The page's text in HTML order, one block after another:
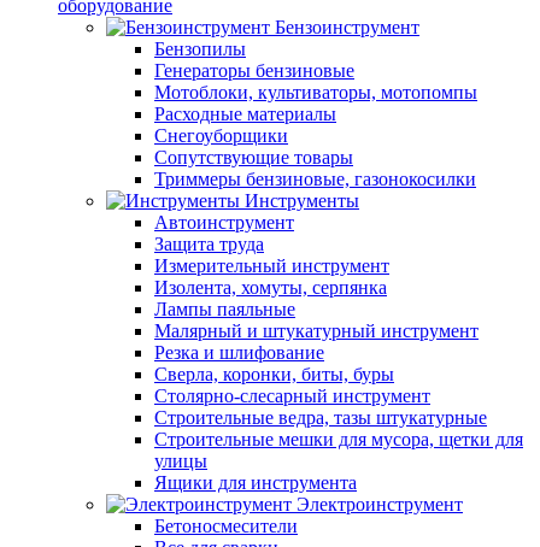
оборудование
Бензоинструмент
Бензопилы
Генераторы бензиновые
Мотоблоки, культиваторы, мотопомпы
Расходные материалы
Снегоуборщики
Сопутствующие товары
Триммеры бензиновые, газонокосилки
Инструменты
Автоинструмент
Защита труда
Измерительный инструмент
Изолента, хомуты, серпянка
Лампы паяльные
Малярный и штукатурный инструмент
Резка и шлифование
Сверла, коронки, биты, буры
Столярно-слесарный инструмент
Строительные ведра, тазы штукатурные
Строительные мешки для мусора, щетки для
улицы
Ящики для инструмента
Электроинструмент
Бетоносмесители